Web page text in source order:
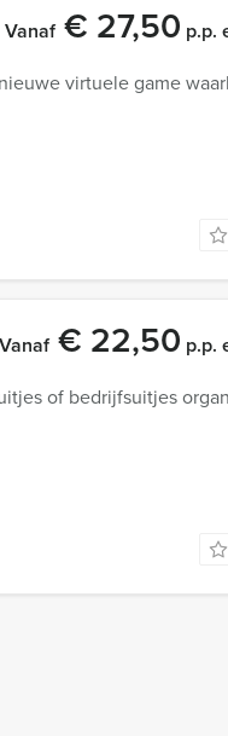
Vanaf€ 27,50 p.p.
virtuele game
Vanaf€ 22,50 p.p.
of bedrijfsuitjes